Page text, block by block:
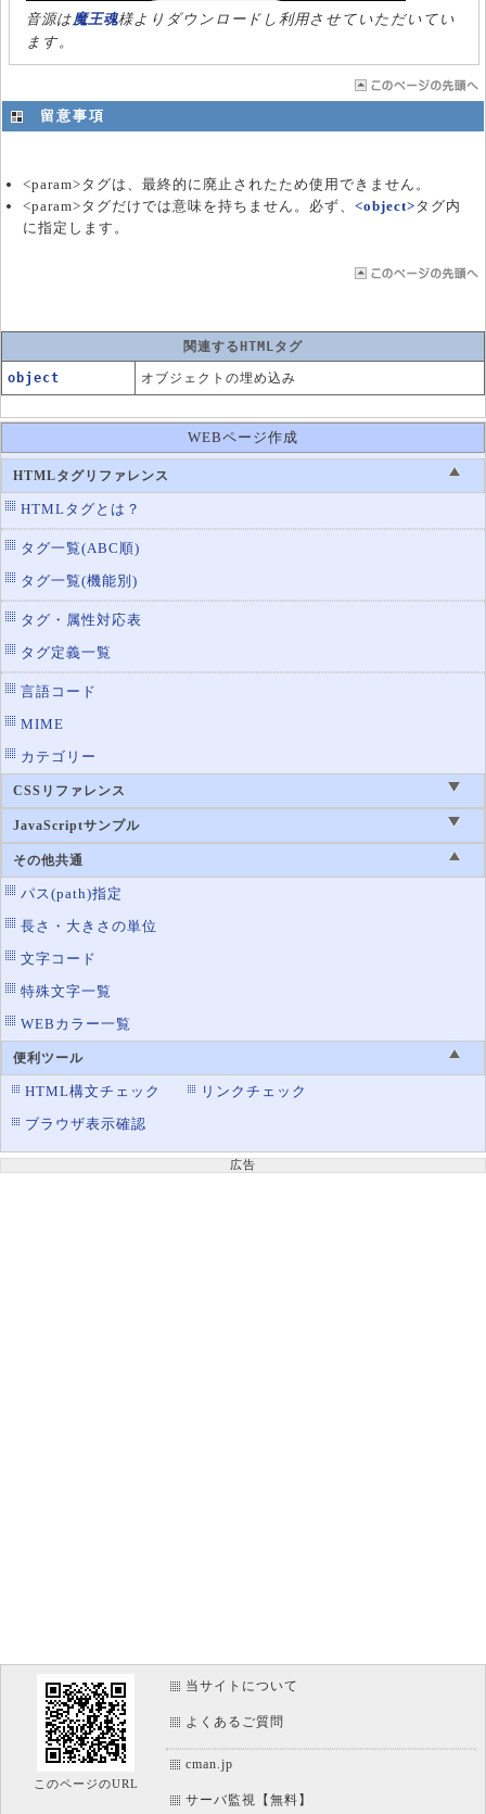
音源は魔王魂様よりダウンロードし利用させていただいてい
ます。
留意事項
<param>タグは、最終的に廃止されたため使用できません。
<param>タグだけでは意味を持ちません。必ず、<object>タグ内
に指定します。
関連するHTMLタグ
object オブジェクトの埋め込み
WEBページ作成
HTMLタグリファレンス
HTMLタグとは？
タグ一覧(ABC順)
タグ一覧(機能別)
タグ・属性対応表
タグ定義一覧
言語コード
MIME
カテゴリー
CSSリファレンス
JavaScriptサンプル
その他共通
パス(path)指定
長さ・大きさの単位
文字コード
特殊文字一覧
WEBカラー一覧
便利ツール
HTML構文チェック
リンクチェック
ブラウザ表示確認
広告
このページのURL
当サイトについて
よくあるご質問
cman.jp
サーバ監視【無料】